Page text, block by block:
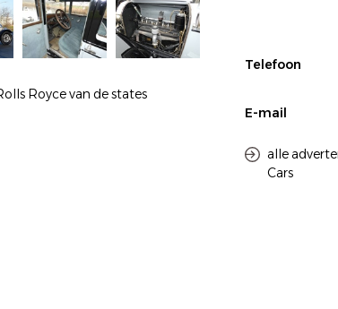
Royce van de states
Telefoon
E-mail
alle
Cars